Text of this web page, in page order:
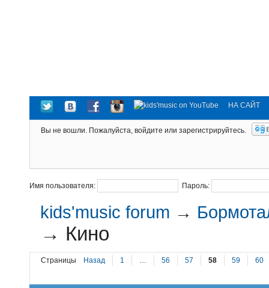
НА САЙТ
Вы не вошли. Пожалуйста, войдите или зарегистрируйтесь.
Имя пользователя: Пароль:
kids'music forum →
→ Кино
Страницы Назад 1 … 56 57 58 59 60